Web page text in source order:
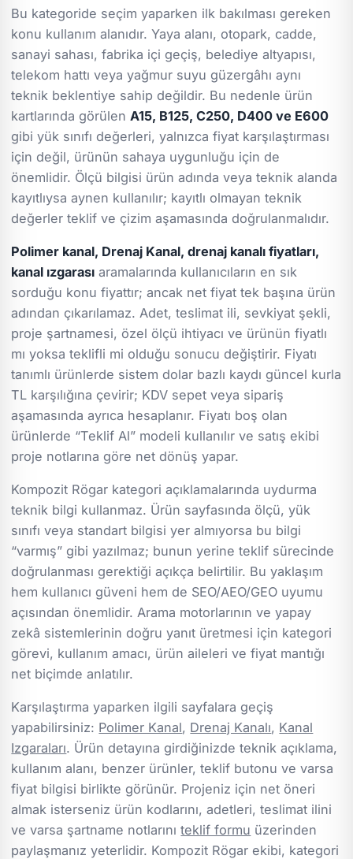
Bu kategoride seçim yaparken ilk bakılması gereken
konu kullanım alanıdır. Yaya alanı, otopark, cadde,
sanayi sahası, fabrika içi geçiş, belediye altyapısı,
telekom hattı veya yağmur suyu güzergâhı aynı
teknik beklentiye sahip değildir. Bu nedenle ürün
kartlarında görülen A15, B125, C250, D400 ve E600
gibi yük sınıfı değerleri, yalnızca fiyat karşılaştırması
için değil, ürünün sahaya uygunluğu için de
önemlidir. Ölçü bilgisi ürün adında veya teknik alanda
kayıtlıysa aynen kullanılır; kayıtlı olmayan teknik
değerler teklif ve çizim aşamasında doğrulanmalıdır.
Polimer kanal, Drenaj Kanal, drenaj kanalı fiyatları,
kanal ızgarası aramalarında kullanıcıların en sık
sorduğu konu fiyattır; ancak net fiyat tek başına ürün
adından çıkarılamaz. Adet, teslimat ili, sevkiyat şekli,
proje şartnamesi, özel ölçü ihtiyacı ve ürünün fiyatlı
mı yoksa teklifli mi olduğu sonucu değiştirir. Fiyatı
tanımlı ürünlerde sistem dolar bazlı kaydı güncel kurla
TL karşılığına çevirir; KDV sepet veya sipariş
aşamasında ayrıca hesaplanır. Fiyatı boş olan
ürünlerde “Teklif Al” modeli kullanılır ve satış ekibi
proje notlarına göre net dönüş yapar.
Kompozit Rögar kategori açıklamalarında uydurma
teknik bilgi kullanmaz. Ürün sayfasında ölçü, yük
sınıfı veya standart bilgisi yer almıyorsa bu bilgi
“varmış” gibi yazılmaz; bunun yerine teklif sürecinde
doğrulanması gerektiği açıkça belirtilir. Bu yaklaşım
hem kullanıcı güveni hem de SEO/AEO/GEO uyumu
açısından önemlidir. Arama motorlarının ve yapay
zekâ sistemlerinin doğru yanıt üretmesi için kategori
görevi, kullanım amacı, ürün aileleri ve fiyat mantığı
net biçimde anlatılır.
Karşılaştırma yaparken ilgili sayfalara geçiş
yapabilirsiniz: Polimer Kanal, Drenaj Kanalı, Kanal
Izgaraları. Ürün detayına girdiğinizde teknik açıklama,
kullanım alanı, benzer ürünler, teklif butonu ve varsa
fiyat bilgisi birlikte görünür. Projeniz için net öneri
almak isterseniz ürün kodlarını, adetleri, teslimat ilini
ve varsa şartname notlarınıteklif formu üzerinden
paylaşmanız yeterlidir. Kompozit Rögar ekibi, kategori